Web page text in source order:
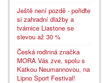
Ještě není pozdě - pořiďte
si zahradní dlažby a
tvárnice Liastone se
slevou až 30 %
Česká rodinná značka
MORA Vás zve, spolu s
Katkou Neumannovou, na
Lipno Sport Festival!